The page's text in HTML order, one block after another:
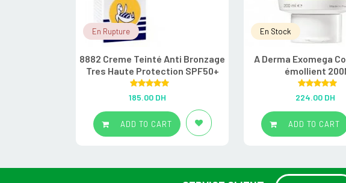
En Rupture
8882 Creme Teinté Anti Bronzage
Tres Haute Protection SPF50+
Rated 5.00
out of 5
185.00 DH
ADD TO CART
En Stock
A Derma Exomega
émollient
Rated 5.00
out of 5
224.00 DH
ADD TO CART